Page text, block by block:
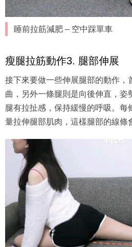
睡前拉筋減肥 – 空中踩單車
瘦腿拉筋動作3. 腿部伸展
接下來要做一些伸展腿部的動作，
曲，另外一條腿則是向後伸直，姿
腿有拉扯感，保持緩慢的呼吸。每
量拉伸腿部肌肉，這樣腿部的線條